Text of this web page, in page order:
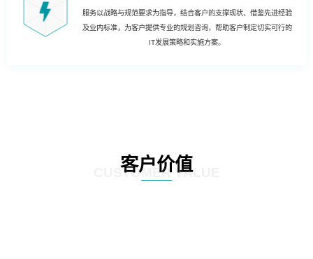
服务以战略与规范要求为指导，结合客户的支撑现状、借鉴先进经验
及业内标准，为客户提供专业的规划咨询，帮助客户制定切实可行的
IT发展策略和实施方案。
客户价值
CUSTOMER VALUE